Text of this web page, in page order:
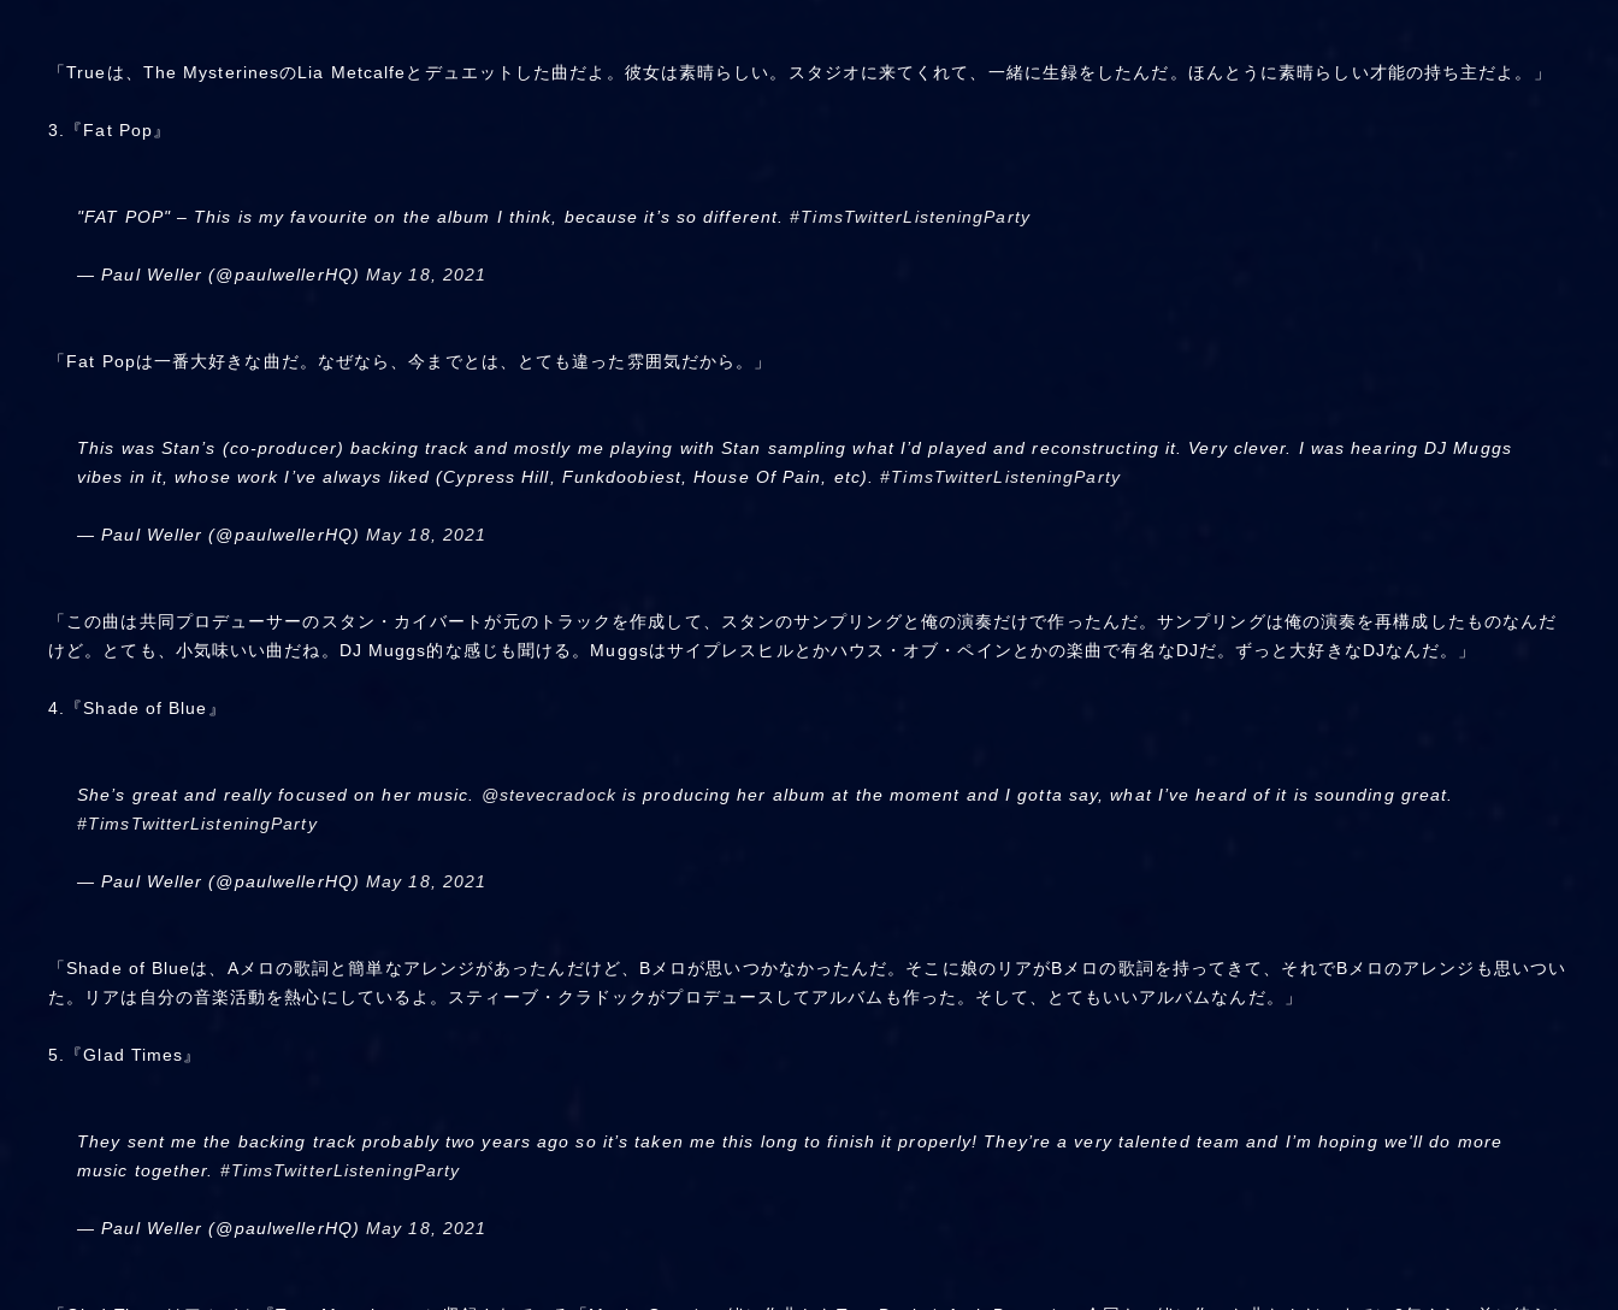
「Trueは、The MysterinesのLia Metcalfeとデュエットした曲だよ。彼女は素晴らしい。スタジオに来てくれて、一緒に生録をしたんだ。ほんとうに素晴らしい才能の持ち主だよ。」
3.『Fat Pop』
"FAT POP" – This is my favourite on the album I think, because it’s so different.#TimsTwitterListeningParty
— Paul Weller (@paulwellerHQ)May 18, 2021
「Fat Popは一番大好きな曲だ。なぜなら、今までとは、とても違った雰囲気だから。」
This was Stan’s (co-producer) backing track and mostly me playing with Stan sampling what I’d played and reconstructing it. Very clever. I was hearing DJ Muggs
vibes in it, whose work I’ve always liked (Cypress Hill, Funkdoobiest, House Of Pain, etc).#TimsTwitterListeningParty
— Paul Weller (@paulwellerHQ)May 18, 2021
「この曲は共同プロデューサーのスタン・カイバートが元のトラックを作成して、スタンのサンプリングと俺の演奏だけで作ったんだ。サンプリングは俺の演奏を再構成したものなんだ
けど。とても、小気味いい曲だね。DJ Muggs的な感じも聞ける。Muggsはサイプレスヒルとかハウス・オブ・ペインとかの楽曲で有名なDJだ。ずっと大好きなDJなんだ。」
4.『Shade of Blue』
She’s great and really focused on her music. @stevecradockis producing her album at the moment and I gotta say, what I’ve heard of it is sounding great.
#TimsTwitterListeningParty
— Paul Weller (@paulwellerHQ)May 18, 2021
「Shade of Blueは、Aメロの歌詞と簡単なアレンジがあったんだけど、Bメロが思いつかなかったんだ。そこに娘のリアがBメロの歌詞を持ってきて、それでBメロのアレンジも思いつい
た。リアは自分の音楽活動を熱心にしているよ。スティーブ・クラドックがプロデュースしてアルバムも作った。そして、とてもいいアルバムなんだ。」
5.『Glad Times』
They sent me the backing track probably two years ago so it’s taken me this long to finish it properly! They’re a very talented team and I’m hoping we'll do more
music together. #TimsTwitterListeningParty
— Paul Weller (@paulwellerHQ)May 18, 2021